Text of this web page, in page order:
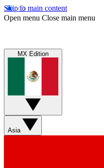
Skip to main content
Open menu Close main menu
MX Edition
Asia